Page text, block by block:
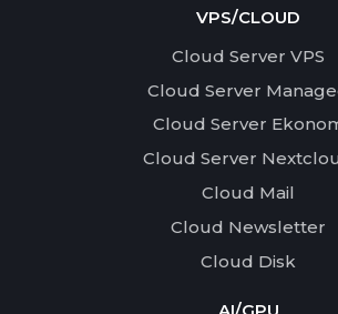
VPS/CLOUD
Cloud Server VPS
Cloud Server
Cloud Server
Cloud Server
Cloud Mail
Cloud Newsletter
Cloud Disk
AI/GPU